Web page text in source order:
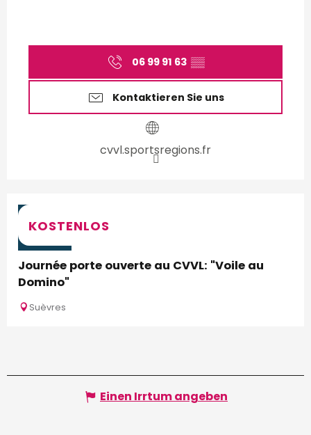
06 99 91 63 ▒▒
Kontaktieren Sie uns
cvvl.sportsregions.fr
KOSTENLOS
5.
Journée porte ouverte au CVVL: "Voile au
Domino"
Suèvres
Einen Irrtum angeben